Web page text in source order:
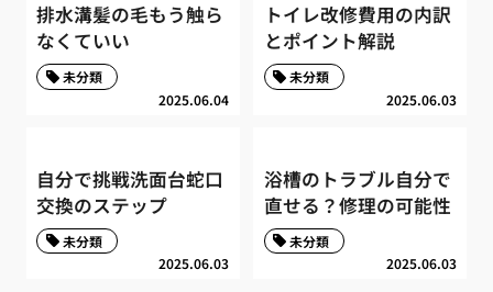
排水溝髪の毛もう触ら
なくていい
2025.06.04
未分類
トイレ改修費用の内訳
とポイント解説
2025.06.03
未分類
自分で挑戦洗面台蛇口
交換のステップ
2025.06.03
未分類
浴槽のトラブル自分で
直せる？修理の可能性
2025.06.03
未分類